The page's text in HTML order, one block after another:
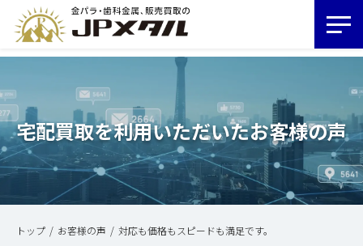
宅配買取を利用いただいたお客様の声
トップ お客様の声 対応も価格もスピードも満足です。